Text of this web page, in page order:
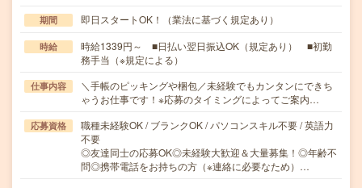
期間 即日スタートOK！（業法に基づく規定あり）
時給
時給1339円～ ■日払い翌日振込OK（規定あり） ■初勤
務手当（※規定による）
仕事内容
＼手帳のピッキングや梱包／未経験でもカンタンにできち
ゃうお仕事です！※応募のタイミングによってご案内…
応募資格
職種未経験OK / ブランクOK / パソコンスキル不要 / 英語力
不要
◎友達同士の応募OK◎未経験大歓迎＆大量募集！◎年齢不
問◎携帯電話をお持ちの方（※連絡に必要なため）…